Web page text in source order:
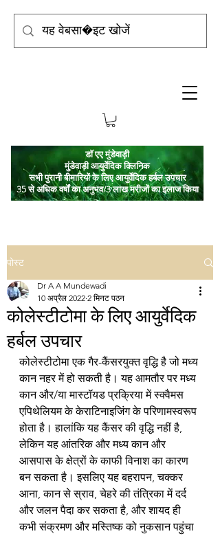
डॉ एए मुंडेवाड़ी
मुंडेवाड़ी आयुर्वेदिक क्लिनिक
सभी पुरानी बीमारियों के लिए आयुर्वेदिक हर्बल उपचार
35 से अधिक वर्षों का अनुभव/3 लाख मरीजों का इलाज किया
पोस्ट
कोलेस्टीटोमा के लिए आयुर्वेदिक
हर्बल उपचार
Dr A A Mundewadi
10 अप्रैल 2022 2 मिनट पठन
कोलेस्टीटोमा एक गैर-कैंसरयुक्त वृद्धि है जो मध्य
कान नहर में हो सकती है। यह आमतौर पर मध्य
कान और/या मास्टॉयड प्रक्रिया में स्क्वैमस
एपिथेलियम के केराटिनाइजिंग के परिणामस्वरूप
होता है। हालांकि यह कैंसर की वृद्धि नहीं है,
लेकिन यह आंतरिक और मध्य कान और
आसपास के क्षेत्रों के काफी विनाश का कारण
बन सकता है। इसलिए यह बहरापन, चक्कर
आना, कान से स्राव, चेहरे की तंत्रिका में दर्द
और जलन पैदा कर सकता है, और शायद ही
कभी संक्रमण और मस्तिष्क को नुकसान पहुंचा